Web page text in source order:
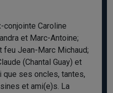
conjointe Caroline
et Marc-Antoine;
Jean-Marc Michaud;
(Chantal Guay) et
que ses oncles, tantes,
et ami(e)s. La